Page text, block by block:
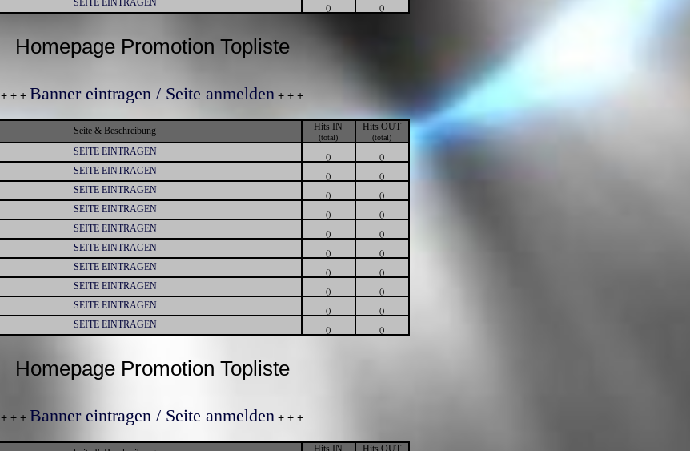
SEITE EINTRAGEN () ()
Homepage Promotion Topliste
+ + + Banner eintragen / Seite anmelden + + +
Seite & Beschreibung Hits IN
(total)
Hits OUT
(total)
SEITE EINTRAGEN ()
()
SEITE EINTRAGEN ()
()
SEITE EINTRAGEN ()
()
SEITE EINTRAGEN ()
()
SEITE EINTRAGEN ()
()
SEITE EINTRAGEN ()
()
SEITE EINTRAGEN ()
()
SEITE EINTRAGEN ()
()
SEITE EINTRAGEN ()
()
SEITE EINTRAGEN () ()
Homepage Promotion Topliste
+ + + Banner eintragen / Seite anmelden + + +
Hits IN Hits OUT